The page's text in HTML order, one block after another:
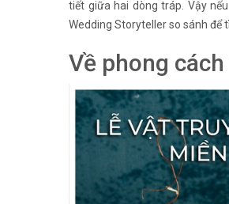
tiết giữa hai dòng tráp. Vậy
Wedding Storyteller so sánh để
Về phong cách